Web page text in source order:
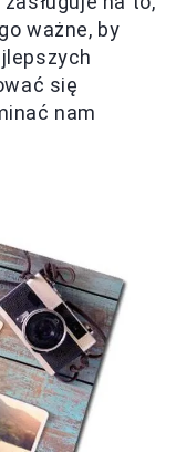
ważne, by
się
nam